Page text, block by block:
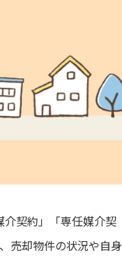
契約」「専任媒介契
売却物件の状況や自身